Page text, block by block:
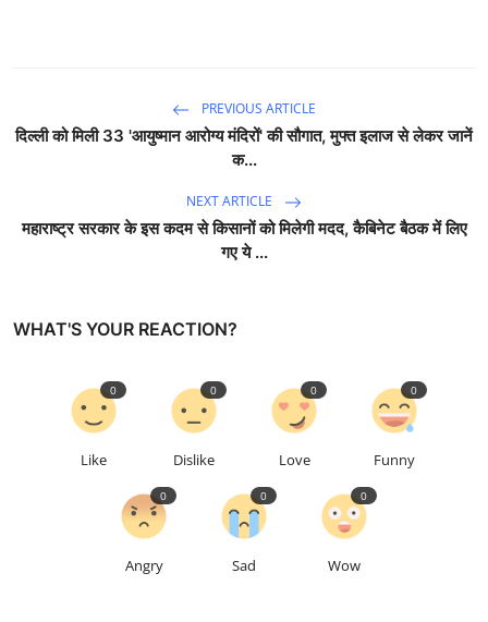
PREVIOUS ARTICLE
दिल्ली को मिली 33 'आयुष्मान आरोग्य मंदिरों' की सौगात, मुफ्त इलाज से लेकर जानें
क...
NEXT ARTICLE
महाराष्ट्र सरकार के इस कदम से किसानों को मिलेगी मदद, कैबिनेट बैठक में लिए
गए ये ...
WHAT'S YOUR REACTION?
Like
0
Dislike
0
Love
0
Funny
0
Angry
0
Sad
0
Wow
0